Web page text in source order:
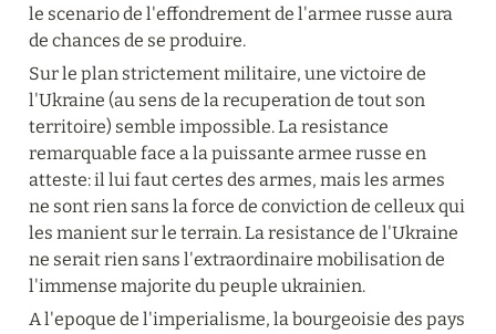
le scenario de l'effondrement de l'armee russe aura
de chances de se produire.
Sur le plan strictement militaire, une victoire de
l'Ukraine (au sens de la recuperation de tout son
territoire) semble impossible. La resistance
remarquable face a la puissante armee russe en
atteste: il lui faut certes des armes, mais les armes
ne sont rien sans la force de conviction de celleux qui
les manient sur le terrain. La resistance de l'Ukraine
ne serait rien sans l'extraordinaire mobilisation de
l'immense majorite du peuple ukrainien.
A l'epoque de l'imperialisme, la bourgeoisie des pays